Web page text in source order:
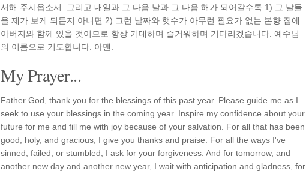
서해 주시옵소서. 그리고 내일과 그 다음 날과 그 다음 해가 되어갈수록 1) 그 날들
을 제가 보게 되든지 아니면 2) 그런 날짜와 햇수가 아무런 필요가 없는 본향 집에
아버지와 함께 있을 것이므로 항상 기대하며 즐거워하며 기다리겠습니다. 예수님
의 이름으로 기도합니다. 아멘.
My Prayer...
Father God, thank you for the blessings of this past year. Please guide me as I
seek to use your blessings in the coming year. Inspire my confidence about your
future for me and fill me with joy because of your salvation. For all that has been
good, holy, and gracious, I give you thanks and praise. For all the ways I've
sinned, failed, or stumbled, I ask for your forgiveness. And for tomorrow, and
another new day and another new year, I wait with anticipation and gladness, for